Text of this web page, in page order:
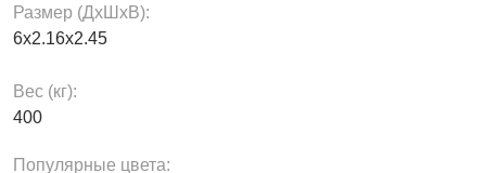
Размер (ДxШxВ):
6х2.16х2.45
Вес (кг):
400
Популярные цвета: